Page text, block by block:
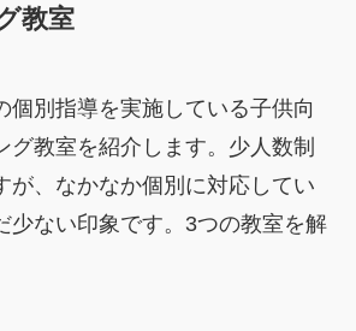
教室
個別指導を実施している子供向
グ教室を紹介します。少人数制
が、なかなか個別に対応してい
少ない印象です。3つの教室を解